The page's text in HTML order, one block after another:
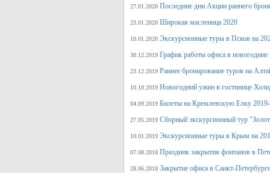
27.01.2020 Последние дни Акции раннего
23.01.2020 Широкая масленица 2020
10.01.2020 Экскурсионные туры в Псков на
30.12.2019 График работы офиса в новогодние
23.12.2019 Раннее бронирование туров на
10.10.2019 Новогодний ужин в гостинице
04.09.2019 Билеты на Кремлевскую Елку
27.05.2019 Сборный экскурсионный тур
10.01.2019 Экскурсионные туры в Крым на
07.08.2018 Праздник закрытия фонтанов в
28.06.2018 Закрытие офиса в Санкт-